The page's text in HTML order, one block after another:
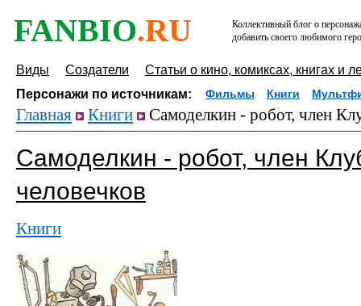
FANBIO.RU
Коллективный блог о
добавить своего любимого
Виды Создатели
Статьи о кино, комиксах, книгах и
Персонажи по источникам:
Фильмы Книги
Главная Книги Самоделкин - робот, член
Самоделкин - робот, член
человечков
Книги